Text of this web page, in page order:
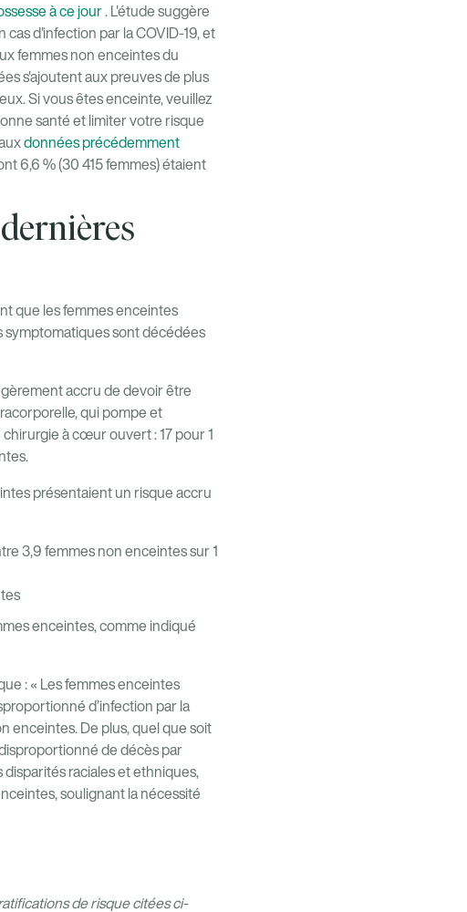
à ce jour. L'étude suggère
d'infection par la COVID-19, et
femmes non enceintes du
s'ajoutent aux preuves de plus
Si vous êtes enceinte, veuillez
santé et limiter votre risque
données précédemment
6,6 % (30 415 femmes) étaient
que les femmes enceintes
symptomatiques sont décédées
accru de devoir être
qui pompe et
à cœur ouvert : 17 pour 1
présentaient un risque accru
3,9 femmes non enceintes sur 1
enceintes, comme indiqué
: « Les femmes enceintes
d’infection par la
enceintes. De plus, quel que soit
de décès par
raciales et ethniques,
soulignant la nécessité
de risque citées ci-